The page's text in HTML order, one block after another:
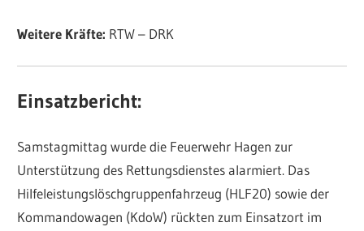
Weitere Kräfte: RTW – DRK
Einsatzbericht:
Samstagmittag wurde die Feuerwehr Hagen zur
Unterstützung des Rettungsdienstes alarmiert. Das
Hilfeleistungslöschgruppenfahrzeug (HLF20) sowie der
Kommandowagen (KdoW) rückten zum Einsatzort im